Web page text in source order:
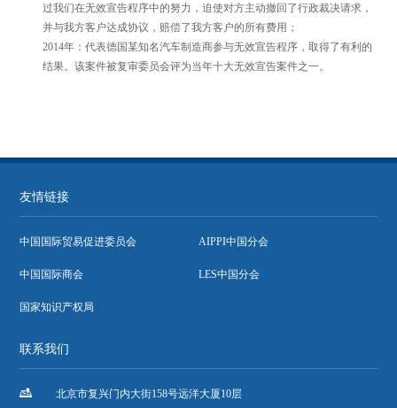
过我们在无效宣告程序中的努力，迫使对方主动撤回了行政裁决请求，
并与我方客户达成协议，赔偿了我方客户的所有费用；
2014年：代表德国某知名汽车制造商参与无效宣告程序，取得了有利的
结果。该案件被复审委员会评为当年十大无效宣告案件之一。
友情链接
中国国际贸易促进委员会 AIPPI中国分会
中国国际商会 LES中国分会
国家知识产权局
联系我们
 北京市复兴门内大街158号远洋大厦10层